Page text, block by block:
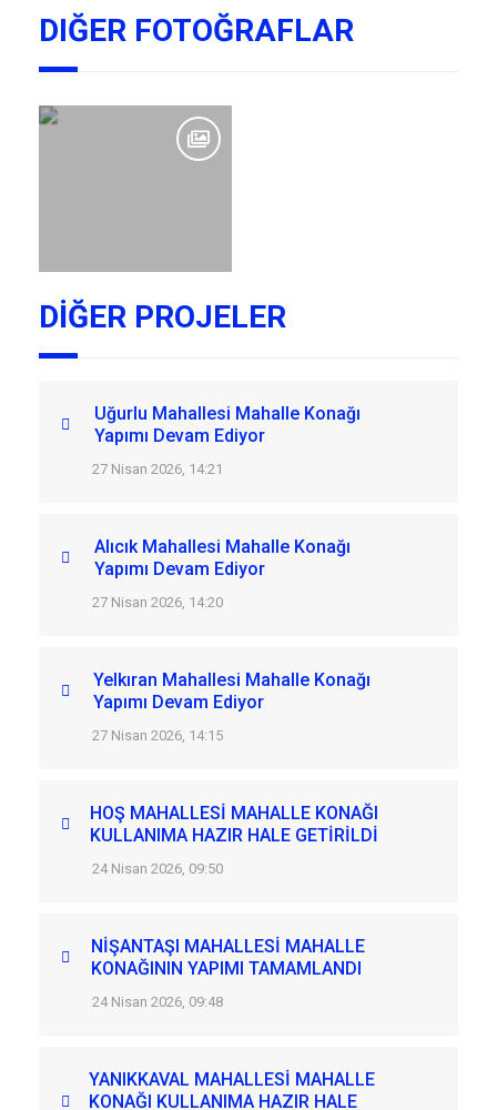
DIĞER FOTOĞRAFLAR
DİĞER PROJELER
Uğurlu Mahallesi Mahalle Konağı
Yapımı Devam Ediyor
27 Nisan 2026, 14:21
Alıcık Mahallesi Mahalle Konağı
Yapımı Devam Ediyor
27 Nisan 2026, 14:20
Yelkıran Mahallesi Mahalle Konağı
Yapımı Devam Ediyor
27 Nisan 2026, 14:15
HOŞ MAHALLESİ MAHALLE KONAĞI
KULLANIMA HAZIR HALE GETİRİLDİ
24 Nisan 2026, 09:50
NİŞANTAŞI MAHALLESİ MAHALLE
KONAĞININ YAPIMI TAMAMLANDI
24 Nisan 2026, 09:48
YANIKKAVAL MAHALLESİ MAHALLE
KONAĞI KULLANIMA HAZIR HALE